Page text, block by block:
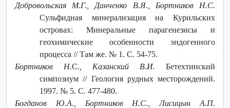
Добровольская М.Г., Данченко В.Я., Бортников Н.С.
Сульфидная минерализация на Курильских
островах: Минеральные парагенезисы и
геохимические особенности эндогенного
процесса // Там же. № 1. С. 54-75.
Бортников Н.С., Казанский В.И. Бетехтинский
симпозиум // Геология рудных месторождений.
1997. № 5. С. 477-480.
Богданов Ю.А., Бортников Н.С., Лисицын А.П.